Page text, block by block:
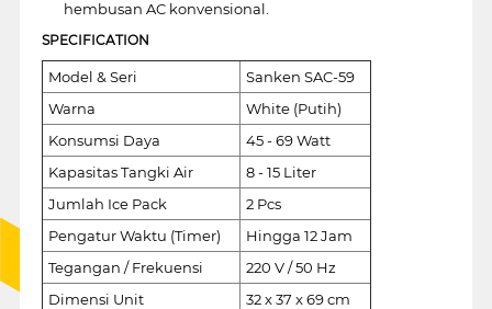
hembusan AC konvensional.
SPECIFICATION
Model & Seri
Sanken SAC-59
Warna
White (Putih)
Konsumsi Daya
45 - 69 Watt
Kapasitas Tangki Air
8 - 15 Liter
Jumlah Ice Pack
2 Pcs
Pengatur Waktu (Timer)
Hingga 12 Jam
Tegangan / Frekuensi
220 V / 50 Hz
Dimensi Unit
32 x 37 x 69 cm